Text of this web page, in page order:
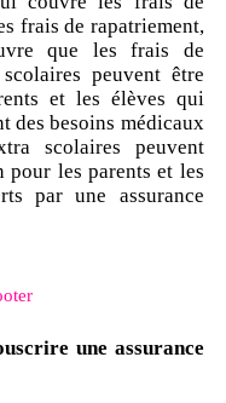
frais de rapatriement,
que les frais de
peuvent être
et les élèves qui
des besoins médicaux
scolaires peuvent
pour les parents et les
par une assurance
une assurance